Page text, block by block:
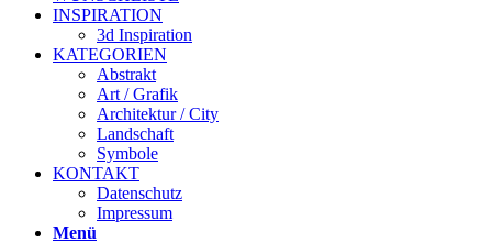
INSPIRATION
3d Inspiration
KATEGORIEN
Abstrakt
Art / Grafik
Architektur / City
Landschaft
Symbole
KONTAKT
Datenschutz
Impressum
Menü